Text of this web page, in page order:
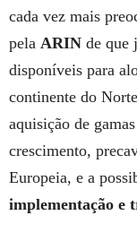
cada vez mais
pela ARIN de que
disponíveis para
continente do
aquisição de
crescimento,
Europeia, e a
implementação e